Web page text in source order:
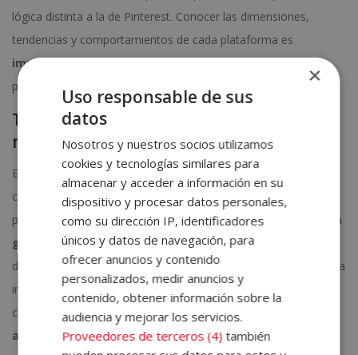
lógica distinta a la de Pinterest. Conocer las dimensiones,
tendencias y comportamientos de cada plataforma es
imprescindiblepara maximizar el alcance orgánico de cada
pieza.
Tendencias actuales en diseño para
redes sociales
El minimalismo elegante, lastipografías expresivas
colores vibrantes y los elementos animados están marcando la
pauta del diseño contemporáneo. Asimismo, el uso del
motion
graphicsy las microanimaciones se ha consolidado como una
de las técnicas más eficaces para detener el scroll y aumentar la
interacción. Las marcas líderes saben que el futuro del
contenido visual pasa por la fusión entrediseño estático,
animación y storytelling visual.
×
Uso responsable de sus
datos
Nosotros y nuestros socios utilizamos
cookies y tecnologías similares para
almacenar y acceder a información en su
dispositivo y procesar datos personales,
como su dirección IP, identificadores
únicos y datos de navegación, para
ofrecer anuncios y contenido
personalizados, medir anuncios y
contenido, obtener información sobre la
audiencia y mejorar los servicios.
Proveedores de terceros (4) también